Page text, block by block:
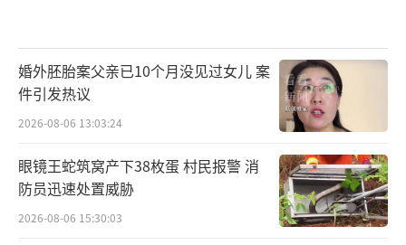
婚外胚胎案父亲已10个月没见过女儿 案
件引发热议
2026-08-06 13:03:24
眼镜王蛇筑窝产下38枚蛋 村民报警 消
防员迅速处置威胁
2026-08-06 15:30:03